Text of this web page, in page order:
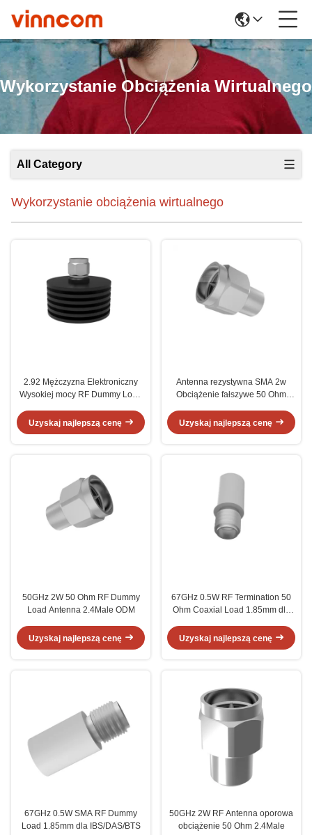
Wykorzystanie Obciążenia Wirtualnego
All Category
Wykorzystanie obciążenia wirtualnego
2.92 Mężczyzna Elektroniczny
Wysokiej mocy RF Dummy Load
Uzyskaj najlepszą cenę
Antenna rezystywna SMA 2w
Obciążenie fałszywe 50 Ohm
Uzyskaj najlepszą cenę
50GHz 2W 50 Ohm RF Dummy
Load Antenna 2.4Male ODM
Uzyskaj najlepszą cenę
67GHz 0.5W RF Termination 50
Ohm Coaxial Load 1.85mm dla
Uzyskaj najlepszą cenę
67GHz 0.5W SMA RF Dummy
Load 1.85mm dla IBS/DAS/BTS
50GHz 2W RF Antenna oporowa
obciążenie 50 Ohm 2.4Male